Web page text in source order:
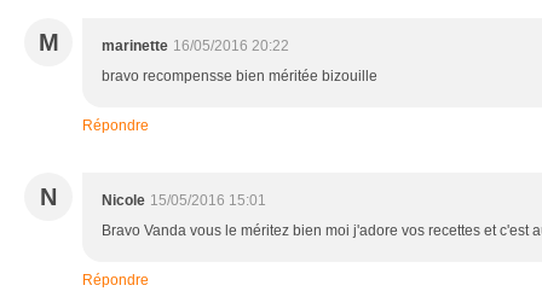
M marinette 16/05/2016 20:22
bravo recompensse bien méritée bizouille
Répondre
N Nicole 15/05/2016 15:01
Bravo Vanda vous le méritez bien moi j'adore vos recettes et c'est
Répondre